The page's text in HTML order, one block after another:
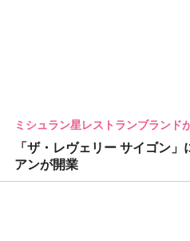
ミシュラン星レストランブランド
「ザ・レヴェリー サイゴン
アンが開業